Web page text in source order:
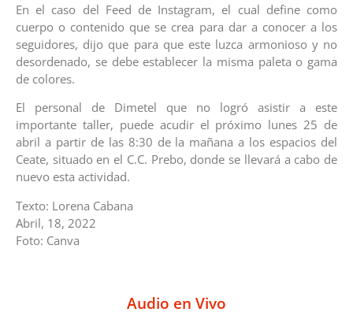
En el caso del Feed de Instagram, el cual define como
cuerpo o contenido que se crea para dar a conocer a los
seguidores, dijo que para que este luzca armonioso y no
desordenado, se debe establecer la misma paleta o gama
de colores.
El personal de Dimetel que no logró asistir a este
importante taller, puede acudir el próximo lunes 25 de
abril a partir de las 8:30 de la mañana a los espacios del
Ceate, situado en el C.C. Prebo, donde se llevará a cabo de
nuevo esta actividad.
Texto: Lorena Cabana
Abril, 18, 2022
Foto: Canva
Audio en Vivo